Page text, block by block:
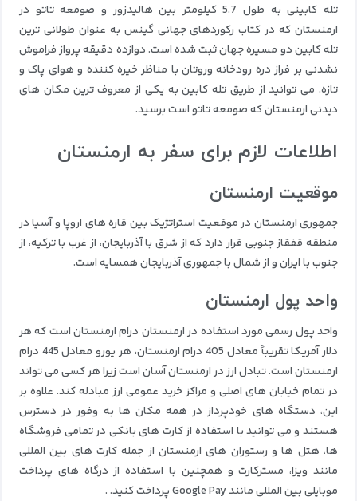
تله کابینی به طول 5.7 کیلومتر بین هالیدزور و صومعه تاتو در
ارمنستان که در کتاب رکوردهای جهانی گینس به عنوان طولانی ترین
تله کابین دو مسیره جهان ثبت شده است.دوازده دقیقه پرواز فراموش
نشدنی بر فراز دره رودخانه وروتان با مناظر خیره کننده و هوای پاک و
تازه. می توانید از طریق تله کابین به یکی از معروف ترین مکان های
دیدنی ارمنستان که صومعه تاتو است برسید.
اطلاعات لازم برای سفر به ارمنستان
موقعیت ارمنستان
جمهوری ارمنستان در موقعیت استراتژیک بین قاره های اروپا و آسیا در
منطقه قفقاز جنوبی قرار دارد که از شرق با آذربایجان، از غرب با ترکیه، از
جنوب با ایران و از شمال با جمهوری آذربایجان همسایه است.
واحد پول ارمنستان
واحد پول رسمی مورد استفاده در ارمنستان درام ارمنستان است که هر
دلار آمریکا تقریباً معادل 405 درام ارمنستان، هر یورو معادل 445 درام
ارمنستان است. تبادل ارز در ارمنستان آسان است زیرا هر کسی می تواند
در تمام خیابان های اصلی و مراکز خرید عمومی ارز مبادله کند. علاوه بر
این، دستگاه های خودپرداز در همه مکان ها به وفور در دسترس
هستند و می توانید با استفاده از کارت های بانکی در تمامی فروشگاه
ها، هتل ها و رستوران های ارمنستان از جمله کارت های بین المللی
مانند ویزا، مسترکارت و همچنین با استفاده از درگاه های پرداخت
موبایلی بین المللی مانند Google Pay پرداخت کنید. .